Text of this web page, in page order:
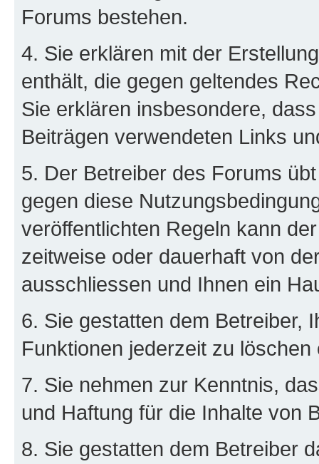
Forums bestehen.
4. Sie erklären mit der
enthält, die gegen geltendes
Sie erklären insbesondere,
Beiträgen verwendeten Links
5. Der Betreiber des Forums
gegen diese
veröffentlichten Regeln kann
zeitweise oder dauerhaft von
ausschliessen und Ihnen ein
6. Sie gestatten dem Betreiber,
Funktionen jederzeit zu
7. Sie nehmen zur Kenntnis,
und Haftung für die Inhalte von
8. Sie gestatten dem Betreiber